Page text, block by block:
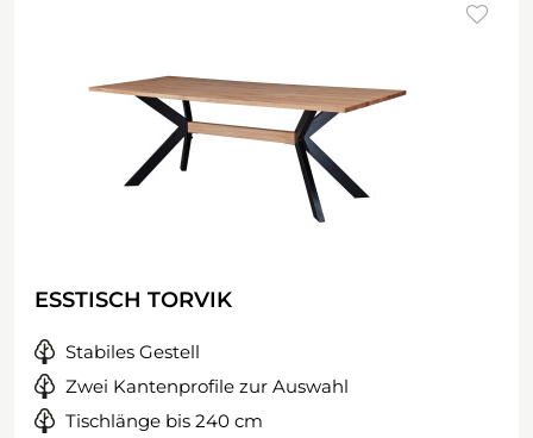
ESSTISCH TORVIK
Stabiles Gestell
Zwei Kantenprofile zur Auswahl
Tischlänge bis 240 cm